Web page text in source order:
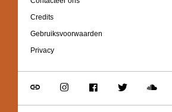
Credits
Gebruiksvoorwaarden
Privacy
Go
to
Go
to
Go
to
Go
to